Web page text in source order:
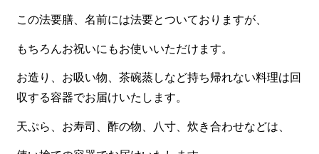
旬の食材弁当
この法要膳、名前には法要とついておりますが、
もちろんお祝いにもお使いいただけます。
お造り、お吸い物、茶碗蒸しなど持ち帰れない料理は回
収する容器でお届けいたします。
天ぷら、お寿司、酢の物、八寸、炊き合わせなどは、